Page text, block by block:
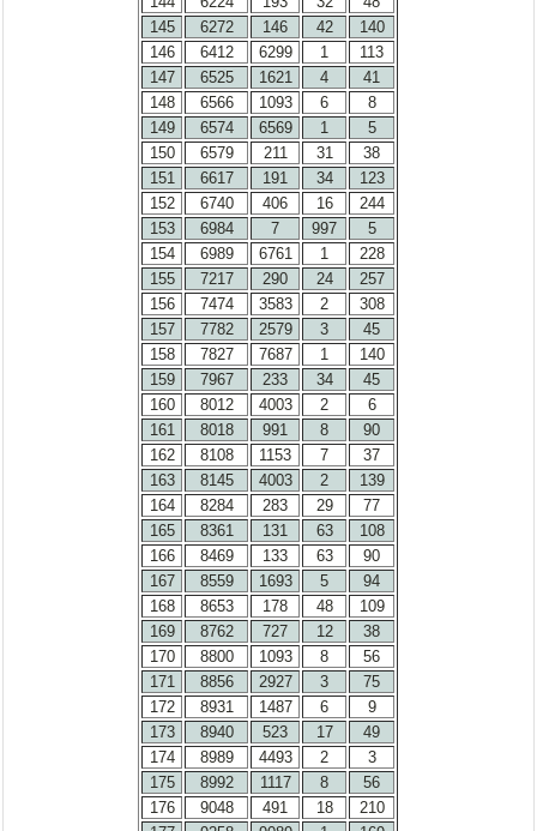
145
6272 146 42
140
146
6412 6299 1
113
147
6525 1621 4
41
148
6566 1093 6
8
149
6574 6569 1
5
150
6579 211 31
38
151
6617 191 34
123
152
6740 406 16
244
153
6984 7 997
5
154
6989 6761 1
228
155
7217 290 24
257
156
7474 3583 2
308
157
7782 2579 3
45
158
7827 7687 1
140
159
7967 233 34
45
160
8012 4003 2
6
161
8018 991 8
90
162
8108 1153 7
37
163
8145 4003 2
139
164
8284 283 29
77
165
8361 131 63
108
166
8469 133 63
90
167
8559 1693 5
94
168
8653 178 48
109
169
8762 727 12
38
170
8800 1093 8
56
171
8856 2927 3
75
172
8931 1487 6
9
173
8940 523 17
49
174
8989 4493 2
3
175
8992 1117 8
56
176
9048 491 18
210